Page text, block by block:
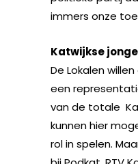
immers onze
Katwijkse
De Lokalen
een
van de totale
kunnen hier
rol in spelen.